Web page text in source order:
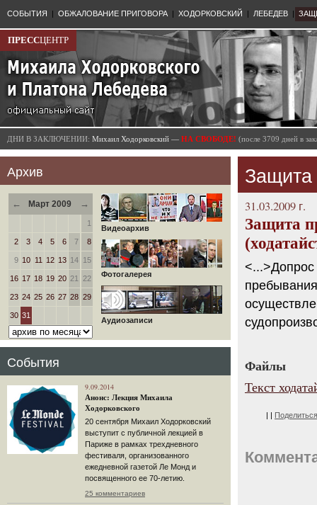
СОБЫТИЯ | ОБЖАЛОВАНИЕ ПРИГОВОРА | ХОДОРКОВСКИЙ | ЛЕБЕДЕВ |
ПРЕССЦЕНТР
ДНИ В ЗАКЛЮЧЕНИИ: Михаил Ходорковский — НА СВОБОДЕ! (после 3709 дней в
Архив
← Март 2009 →
1
2 3 4 5 6 7 8
9 10 11 12 13 14 15
16 17 18 19 20 21 22
23 24 25 26 27 28 29
30 31
Видеоархив
Фотогалерея
Аудиозаписи
События
9.09.2014
Анонс: Лекция Михаила
Ходорковского
20 сентября Михаил Ходорковский
выступит с публичной лекцией в
Париже в рамках трехдневного
фестиваля, организованного
ежедневной газетой Ле Монд и
посвященного ее 70-летию.
25 комментариев
Защита
31.03.2009 г.
Защита
<...>Допрос
Файлы
Текст
Поделиться